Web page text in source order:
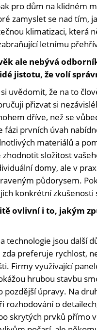
pro dům na klidném
zamyslet se nad tím,
klimatizaci, která
letnímu
ale nebývá
jistotu, že volí
uvědomit, že na to
přizvat si
dříve, než se
fázi prvních úvah
materiálů a
zhodnotit složitost
domy, ale v
půdorysem.
konkrétní
ovlivní i to, jakým
technologie jsou další
preferuje rychlost,
Firmy využívající
hrubou stavbu
pozdější úpravy. Na
rozhodování o
skrytých prvků přímo